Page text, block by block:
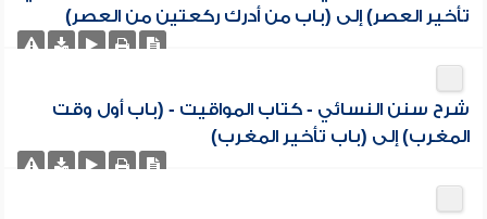
تأخير العصر) إلى (باب من أدرك ركعتين من العصر)
شرح سنن النسائي - كتاب المواقيت - (باب أول وقت
المغرب) إلى (باب تأخير المغرب)